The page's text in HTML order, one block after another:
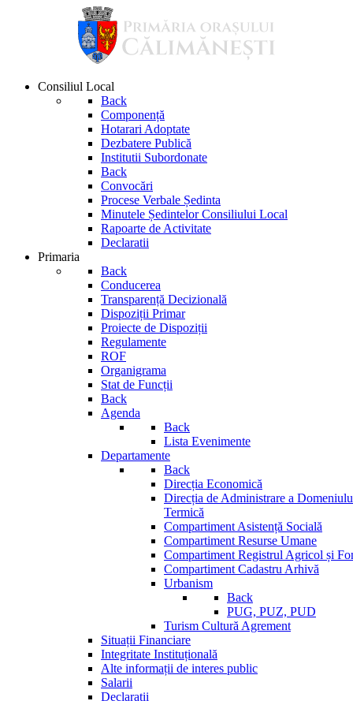
Consiliul Local
Back
Componență
Hotarari Adoptate
Dezbatere Publică
Institutii Subordonate
Back
Convocări
Procese Verbale Ședinta
Minutele Ședintelor Consiliului Local
Rapoarte de Activitate
Declaratii
Primaria
Back
Conducerea
Transparență Decizională
Dispoziții Primar
Proiecte de Dispoziții
Regulamente
ROF
Organigrama
Stat de Funcții
Back
Agenda
Back
Lista Evenimente
Departamente
Back
Direcția Economică
Direcția de Administrare a
Termică
Compartiment Asistență Socială
Compartiment Resurse Umane
Compartiment Registrul Agricol și
Compartiment Cadastru Arhivă
Urbanism
Back
PUG, PUZ, PUD
Turism Cultură Agrement
Situații Financiare
Integritate Instituțională
Alte informații de interes public
Salarii
Declaratii